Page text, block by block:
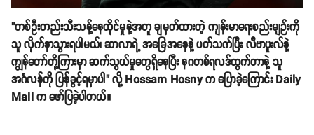
"တစ်ဦးတည်းသီးသန့်နေထိုင်မှုနဲ့အတူ ချမှတ်ထားတဲ့ ကျန်းမာရေးစည်းမျဉ်းကို
သူ လိုက်နာသွားရပါမယ်၊ ဆာလာရဲ့ အခြေအနေနဲ့ ပတ်သက်ပြီး လီဗာပူးလ်နဲ့
ကျွန်တော်တို့ကြားမှာ ဆက်သွယ်မှုတွေရှိနေပြီး နဂတစ်ရလဒ်ထွက်တာနဲ့ သူ
အင်္ဂလန်ကို ပြန်ခွင့်ရမှာပါ" လို့ Hossam Hosny က ပြောခဲ့ကြောင်း Daily
Mail က ဖော်ပြခဲ့ပါတယ်။